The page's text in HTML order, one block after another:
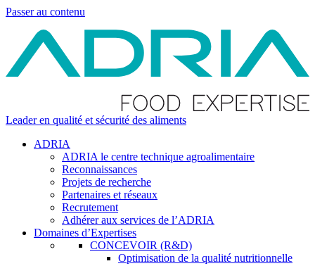
Passer au contenu
Leader en qualité et sécurité des aliments
ADRIA
ADRIA le centre technique agroalimentaire
Reconnaissances
Projets de recherche
Partenaires et réseaux
Recrutement
Adhérer aux services de l’ADRIA
Domaines d’Expertises
CONCEVOIR (R&D)
Optimisation de la qualité nutritionnelle